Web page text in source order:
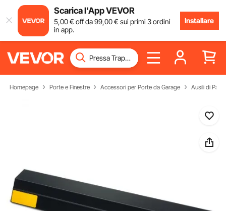
Scarica l'App VEVOR
5,00€ off da99,00€ sui primi 3 ordini
in app.
Installare
Homepage Porte e Finestre Accessori per Porte da Garage Ausili di